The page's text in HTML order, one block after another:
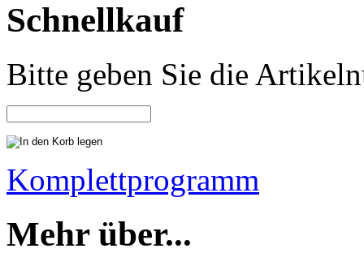
Schnellkauf
Bitte geben Sie die
Komplettprogramm
Mehr über...